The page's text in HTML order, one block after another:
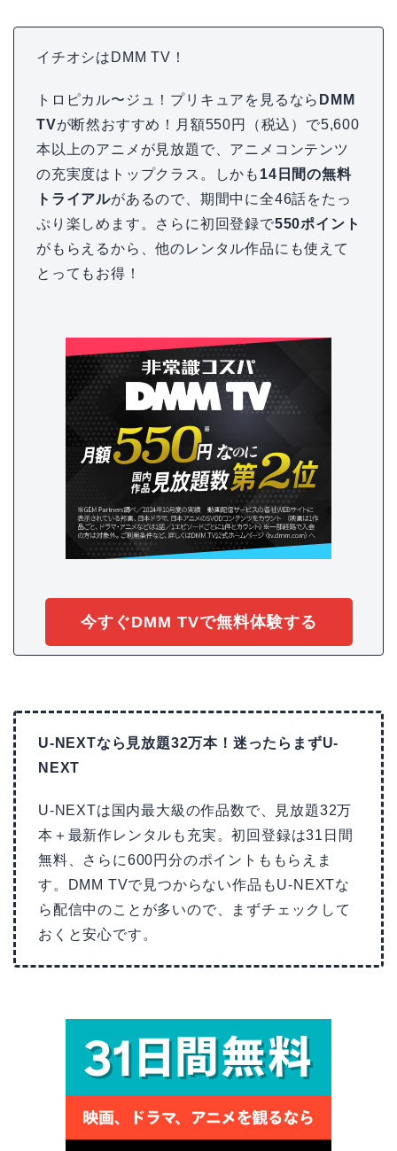
イチオシはDMM TV！
トロピカル〜ジュ！プリキュアを見るなら DMM
TVが断然おすすめ！月額550円（税込）で5,600
本以上のアニメが見放題で、アニメコンテンツ
の充実度はトップクラス。しかも 14日間の無料
トライアルがあるので、期間中に全46話をたっ
ぷり楽しめます。さらに初回登録で550ポイント
がもらえるから、他のレンタル作品にも使えて
とってもお得！
今すぐDMM TVで無料体験する
U-NEXTなら見放題32万本！迷ったらまずU-
NEXT
U-NEXTは国内最大級の作品数で、見放題32万
本＋最新作レンタルも充実。初回登録は31日間
無料、さらに600円分のポイントももらえま
す。DMM TVで見つからない作品もU-NEXTな
ら配信中のことが多いので、まずチェックして
おくと安心です。